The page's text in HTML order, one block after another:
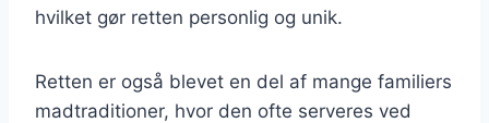
hvilket gør retten personlig og unik.
Retten er også blevet en del af mange familiers
madtraditioner, hvor den ofte serveres ved